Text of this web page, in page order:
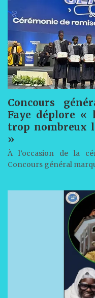
Concours
Faye déplore
trop nombreux
»
À l’occasion de la
Concours général